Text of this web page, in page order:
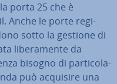
porta 25 che è
Anche le porte re­gi­
sotto la gestione di
li­be­ra­men­te da
bisogno di par­ti­co­la­
può acquisire una